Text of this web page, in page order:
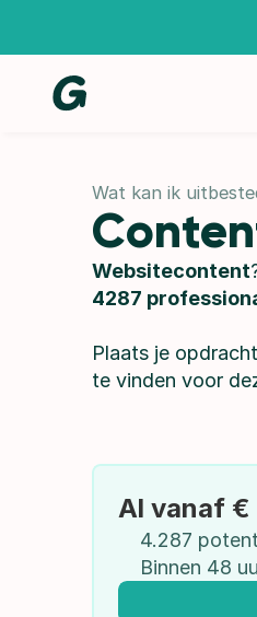
Wat kan ik
Websitecontent
4287
Plaats je
te vinden voor
Al vanaf €
4.287
Binnen 48